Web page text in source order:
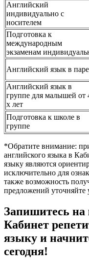
Английский
индивидуально с
носителем
Подготовка к
международным
экзаменам
Английский язык в паре
Английский язык в
группе для малышей от
х лет
Подготовка к школе в
группе
*Обратите внимание:
английского языка в
языку являются
исключительно для
также возможность
предложений уточняйте
Запишитесь на
Кабинет
языку и
сегодня!